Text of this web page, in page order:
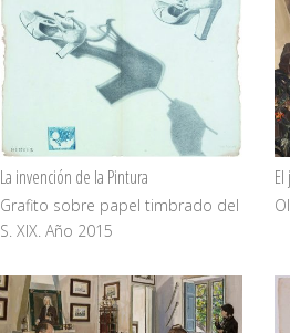
La invención de la Pintura
Grafito sobre papel timbrado del
S. XIX. Año 2015